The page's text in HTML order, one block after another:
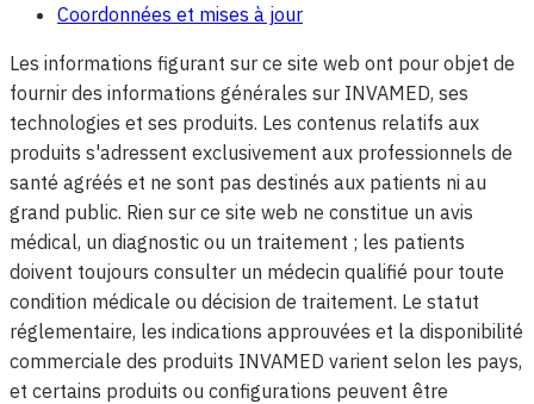
Coordonnées et mises à jour
Les informations figurant sur ce site web ont pour objet de
fournir des informations générales sur INVAMED, ses
technologies et ses produits. Les contenus relatifs aux
produits s'adressent exclusivement aux professionnels de
santé agréés et ne sont pas destinés aux patients ni au
grand public. Rien sur ce site web ne constitue un avis
médical, un diagnostic ou un traitement ; les patients
doivent toujours consulter un médecin qualifié pour toute
condition médicale ou décision de traitement. Le statut
réglementaire, les indications approuvées et la disponibilité
commerciale des produits INVAMED varient selon les pays,
et certains produits ou configurations peuvent être